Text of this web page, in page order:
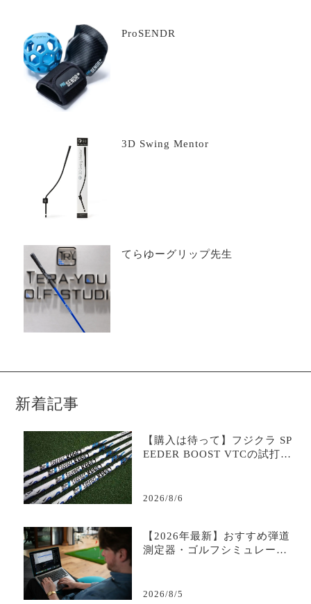
ProSENDR
3D Swing Mentor
てらゆーグリップ先生
新着記事
【購入は待って】フジクラ SP
EEDER BOOST VTCの試打評
ック・最安値を徹底解説
2026/8/6
【2026年最新】おすすめ弾道
測定器・ゴルフシミュレータ
2026/8/5